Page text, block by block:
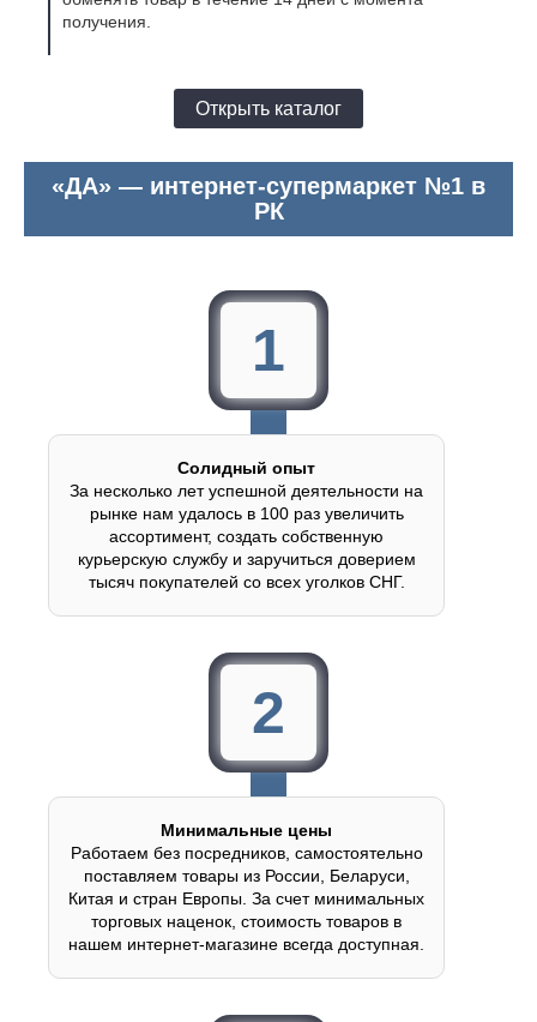
получения.
Открыть каталог
«ДА» — интернет-супермаркет №1 в
РК
1
Солидный опыт
За несколько лет успешной деятельности на
рынке нам удалось в 100 раз увеличить
ассортимент, создать собственную
курьерскую службу и заручиться доверием
тысяч покупателей со всех уголков СНГ.
2
Минимальные цены
Работаем без посредников, самостоятельно
поставляем товары из России, Беларуси,
Китая и стран Европы. За счет минимальных
торговых наценок, стоимость товаров в
нашем интернет-магазине всегда доступная.